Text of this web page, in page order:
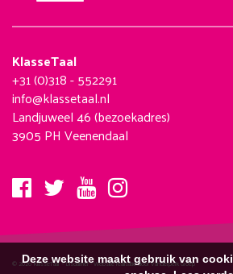
KlasseTaal
+31 (0)318 - 552291
info@klassetaal.nl
Landjuweel 46 (bezoekadres)
3905 PH Veenendaal
© 2026 KlasseTaal -Disclaimer-Website realisatie door Vanderperk Groep
Deze website maakt gebruik van